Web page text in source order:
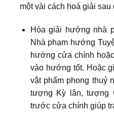
một vài cách hoá giải sau
Hóa giải hướng nhà
Nhà phạm hướng
hướng cửa chính
vào hướng tốt. Hoặc
vật phẩm phong thuỷ
tượng Kỳ lân, tượng
trước cửa chính giúp